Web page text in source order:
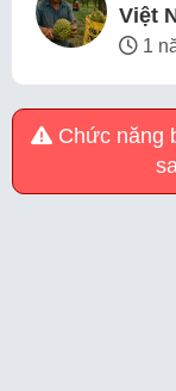
Việt
1
Chức năng